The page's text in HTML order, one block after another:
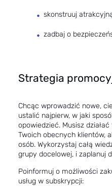
skonstruuj
zadbaj o
Strategia
Chcąc wprowadzić nowe,
ustalić najpierw, w jaki
opowiedzieć. Musisz
Twoich obecnych klientów,
osób. Wykorzystaj całą
grupy docelowej, i zaplanuj
Poinformuj o możliwości
usług w subskrypcji: